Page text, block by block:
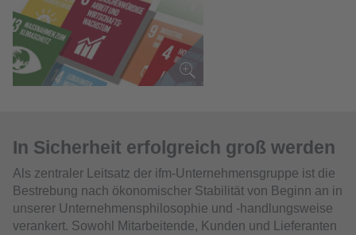
In Sicherheit erfolgreich groß werden
Als zentraler Leitsatz der ifm-Unternehmensgruppe ist die
Bestrebung nach ökonomischer Stabilität von Beginn an in
unserer Unternehmensphilosophie und -handlungsweise
verankert. Sowohl Mitarbeitende, Kunden und Lieferanten